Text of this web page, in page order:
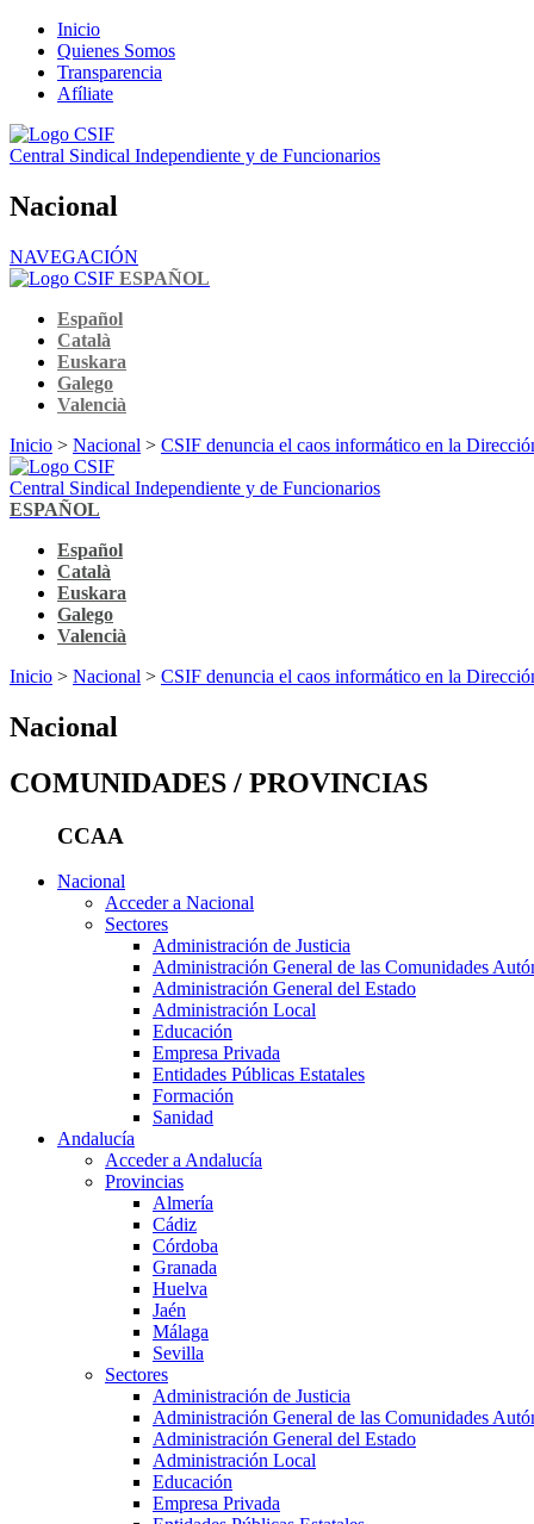
Inicio
Quienes Somos
Transparencia
Afíliate
Central Sindical Independiente y de Funcionarios
Nacional
NAVEGACIÓN
ESPAÑOL
Español
Català
Euskara
Galego
Valencià
Inicio > Nacional > CSIF denuncia el caos informático en la
Central Sindical Independiente y de Funcionarios
ESPAÑOL
Español
Català
Euskara
Galego
Valencià
Inicio > Nacional > CSIF denuncia el caos informático en la
Nacional
COMUNIDADES / PROVINCIAS
CCAA
Nacional
Acceder a Nacional
Sectores
Administración de Justicia
Administración General de las Comunidades
Administración General del Estado
Administración Local
Educación
Empresa Privada
Entidades Públicas Estatales
Formación
Sanidad
Andalucía
Acceder a Andalucía
Provincias
Almería
Cádiz
Córdoba
Granada
Huelva
Jaén
Málaga
Sevilla
Sectores
Administración de Justicia
Administración General de las Comunidades
Administración General del Estado
Administración Local
Educación
Empresa Privada